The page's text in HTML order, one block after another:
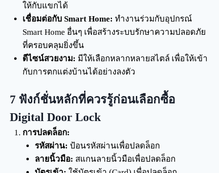
ให้กับแขกได้
เชื่อมต่อกับ Smart Home: ทำงานร่วมกับอุปกรณ์
Smart Home อื่นๆ เพื่อสร้างระบบรักษาความปลอดภัย
ที่ครอบคลุมยิ่งขึ้น
ดีไซน์สวยงาม: มีให้เลือกหลากหลายสไตล์ เพื่อให้เข้า
กับการตกแต่งบ้านได้อย่างลงตัว
7 ฟังก์ชั่นหลักที่ควรรู้ก่อนเลือกซื้อ
Digital Door Lock
การปลดล็อก:
รหัสผ่าน: ป้อนรหัสผ่านเพื่อปลดล็อก
ลายนิ้วมือ: สแกนลายนิ้วมือเพื่อปลดล็อก